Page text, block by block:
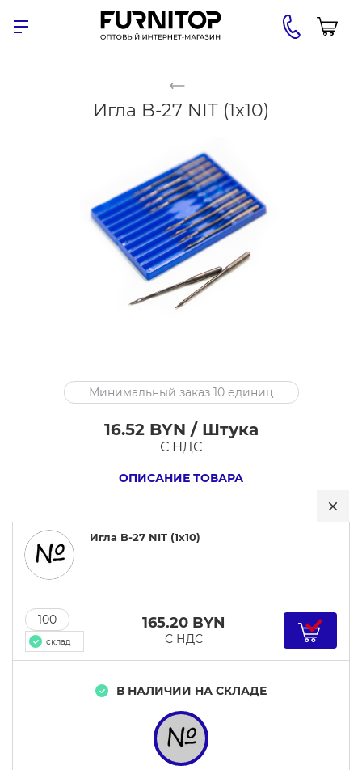
Игла B-27 NIT (1x10)
Игла
Минимальный заказ 10 единиц
16.52 BYN / Штука
С НДС
ОПИСАНИЕ ТОВАРА
Игла B-27 NIT (1x10)
100
склад
165.20 BYN
С НДС
В НАЛИЧИИ НА СКЛАДЕ